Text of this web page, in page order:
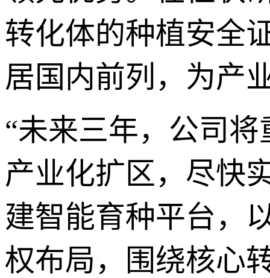
转化体的种植安全
居国内前列，为产
“未来三年，公司
产业化扩区，尽快
建智能育种平台，
权布局，围绕核心